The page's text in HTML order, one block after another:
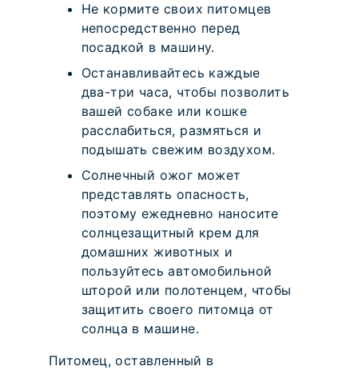
Не кормите своих питомцев
непосредственно перед
посадкой в машину.
Останавливайтесь каждые
два-три часа, чтобы позволить
вашей собаке или кошке
расслабиться, размяться и
подышать свежим воздухом.
Солнечный ожог может
представлять опасность,
поэтому ежедневно наносите
солнцезащитный крем для
домашних животных и
пользуйтесь автомобильной
шторой или полотенцем, чтобы
защитить своего питомца от
солнца в машине.
Питомец, оставленный в